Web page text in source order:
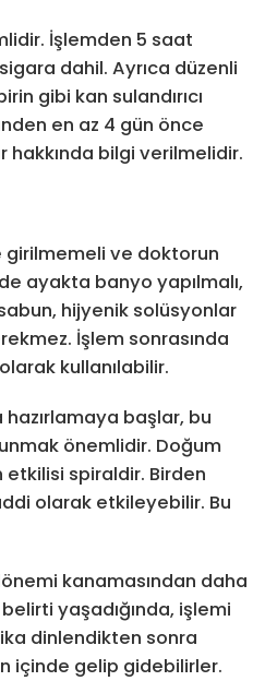
İşlemden 5 saat
dahil. Ayrıca düzenli
gibi kan sulandırıcı
en az 4 gün önce
hakkında bilgi verilmelidir.
girilmemeli ve doktorun
ayakta banyo yapılmalı,
hijyenik solüsyonlar
İşlem sonrasında
kullanılabilir.
başlar, bu
önemlidir. Doğum
spiraldir. Birden
olarak etkileyebilir. Bu
kanamasından daha
yaşadığında, işlemi
dinlendikten sonra
içinde gelip gidebilirler.